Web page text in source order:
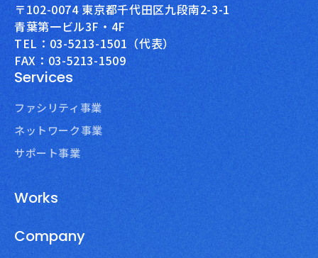
〒102-0074 東京都千代田区九段南2-3-1
青葉第一ビル3F・4F
TEL：03-5213-1501（代表）
FAX：03-5213-1509
Services
ファシリティ事業
ネットワーク事業
サポート事業
Works
Company